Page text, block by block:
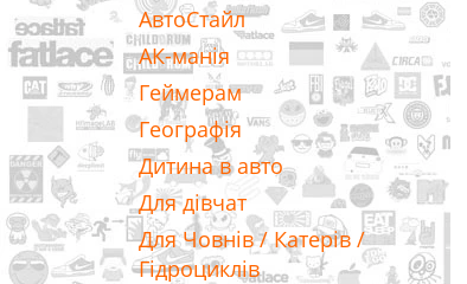
АвтоСтайл
АК-манія
Геймерам
Географія
Дитина в авто
Для дівчат
Для Човнів / Катерів /
Гідроциклів